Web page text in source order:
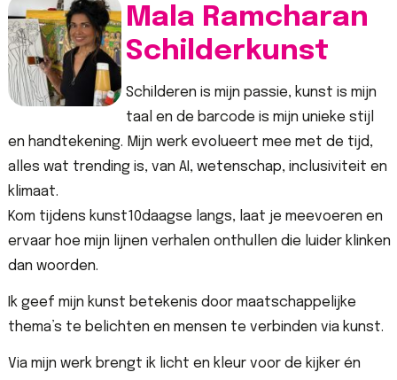
Mala Ramcharan
Schilderkunst
Schilderen is mijn passie, kunst is mijn
taal en de barcode is mijn unieke stijl
en handtekening. Mijn werk evolueert mee met de tijd,
alles wat trending is, van AI, wetenschap, inclusiviteit en
klimaat.
Kom tijdens kunst10daagse langs, laat je meevoeren en
ervaar hoe mijn lijnen verhalen onthullen die luider klinken
dan woorden.
Ik geef mijn kunst betekenis door maatschappelijke
thema’s te belichten en mensen te verbinden via kunst.
Via mijn werk brengt ik licht en kleur voor de kijker én